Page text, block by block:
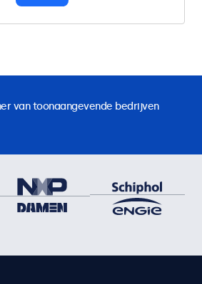
van toonaangevende bedrijven